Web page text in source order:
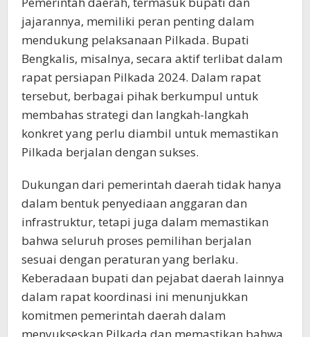
jajarannya, memiliki peran penting dalam
mendukung pelaksanaan Pilkada. Bupati
Bengkalis, misalnya, secara aktif terlibat dalam
rapat persiapan Pilkada 2024. Dalam rapat
tersebut, berbagai pihak berkumpul untuk
membahas strategi dan langkah-langkah
konkret yang perlu diambil untuk memastikan
Pilkada berjalan dengan sukses.
Dukungan dari pemerintah daerah tidak hanya
dalam bentuk penyediaan anggaran dan
infrastruktur, tetapi juga dalam memastikan
bahwa seluruh proses pemilihan berjalan
sesuai dengan peraturan yang berlaku.
Keberadaan bupati dan pejabat daerah lainnya
dalam rapat koordinasi ini menunjukkan
komitmen pemerintah daerah dalam
menyukseskan Pilkada dan memastikan bahwa